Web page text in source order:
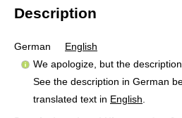
Description
German
English
We apologize, but the
See the description in German
translated text in English